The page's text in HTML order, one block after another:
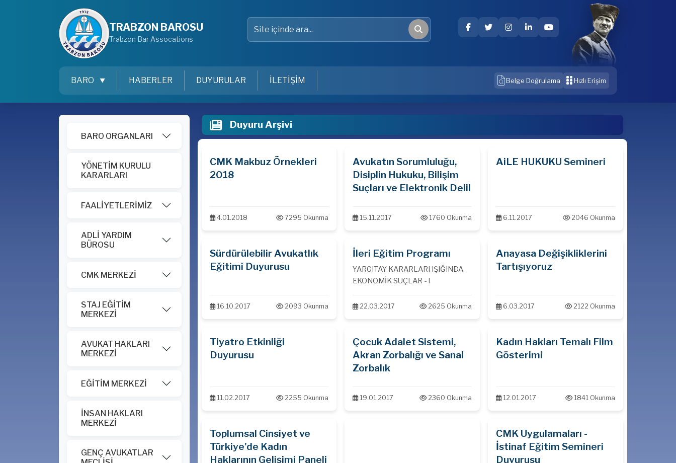
TRABZON BAROSU
Trabzon Bar Assocations
Site içinde ara
Ara
BARO HABERLER DUYURULAR İLETİŞİM Belge Doğrulama Hızlı Erişim
BARO ORGANLARI
YÖNETİM KURULU
KARARLARI
FAALİYETLERİMİZ
ADLİ YARDIM
BÜROSU
CMK MERKEZİ
STAJ EĞİTİM
MERKEZİ
AVUKAT HAKLARI
MERKEZİ
EĞİTİM MERKEZİ
İNSAN HAKLARI
MERKEZİ
GENÇ AVUKATLAR
Duyuru Arşivi
CMK Makbuz Örnekleri
2018
4.01.2018 7295 Okunma
Avukatın Sorumluluğu,
Disiplin Hukuku, Bilişim
Suçları ve Elektronik Delil
15.11.2017 1760 Okunma
AiLE HUKUKU Semineri
6.11.2017 2046 Okunma
Sürdürülebilir Avukatlık
Eğitimi Duyurusu
16.10.2017 2093 Okunma
İleri Eğitim Programı
YARGITAY KARARLARI IŞIĞINDA
EKONOMİK SUÇLAR - I
22.03.2017 2625 Okunma
Anayasa Değişikliklerini
Tartışıyoruz
6.03.2017 2122 Okunma
Tiyatro Etkinliği
Duyurusu
11.02.2017 2255 Okunma
Çocuk Adalet Sistemi,
Akran Zorbalığı ve Sanal
Zorbalık
19.01.2017 2360 Okunma
Kadın Hakları Temalı Film
Gösterimi
12.01.2017 1841 Okunma
Toplumsal Cinsiyet ve
Türkiye'de Kadın
Haklarının Gelişimi Paneli
CMK Uygulamaları -
İstinaf Eğitim Semineri
Duyurusu